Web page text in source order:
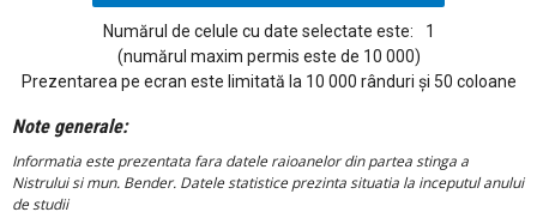
Numărul de celule cu date selectate este:
1
(numărul maxim permis este de 10 000)
Prezentarea pe ecran este limitată la 10 000 rânduri și 50 coloane
Note generale:
Informatia este prezentata fara datele raioanelor din partea stinga a
Nistrului si mun. Bender. Datele statistice prezinta situatia la inceputul anului
de studii